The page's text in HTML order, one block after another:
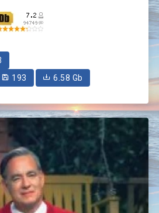
193
6.58 Gb